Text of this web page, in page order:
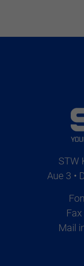
STW
Aue 3 •
Fon
Fax
Mail